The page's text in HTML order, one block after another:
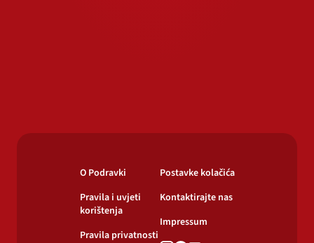
O Podravki
Pravila i uvjeti
korištenja
Pravila privatnosti
Postavke kolačića
Kontaktirajte nas
Impressum